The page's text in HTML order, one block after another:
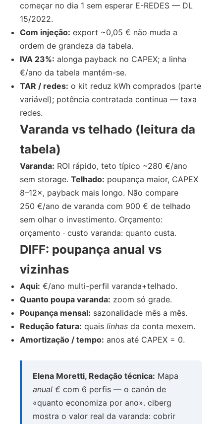
começar no dia 1 sem esperar E-REDES — DL
15/2022.
Com injeção: export ~0,05 € não muda a
ordem de grandeza da tabela.
IVA 23%: alonga payback no CAPEX; a linha
€/ano da tabela mantém-se.
TAR / redes: o kit reduz kWh comprados (parte
variável); potência contratada continua — taxa
redes.
Varanda vs telhado (leitura da
tabela)
Varanda: ROI rápido, teto típico ~280 €/ano
sem storage. Telhado: poupança maior, CAPEX
8–12×, payback mais longo. Não compare
250 €/ano de varanda com 900 € de telhado
sem olhar o investimento. Orçamento:
orçamento · custo varanda: quanto custa.
DIFF: poupança anual vs
vizinhas
Aqui: €/ano multi-perfil varanda+telhado.
Quanto poupa varanda: zoom só grade.
Poupança mensal: sazonalidade mês a mês.
Redução fatura: quais linhas da conta mexem.
Amortização / tempo: anos até CAPEX = 0.
Elena Moretti, Redação técnica: Mapa
anual € com 6 perfis — o canón de
«quanto economiza por ano». ciberg
mostra o valor real da varanda: cobrir